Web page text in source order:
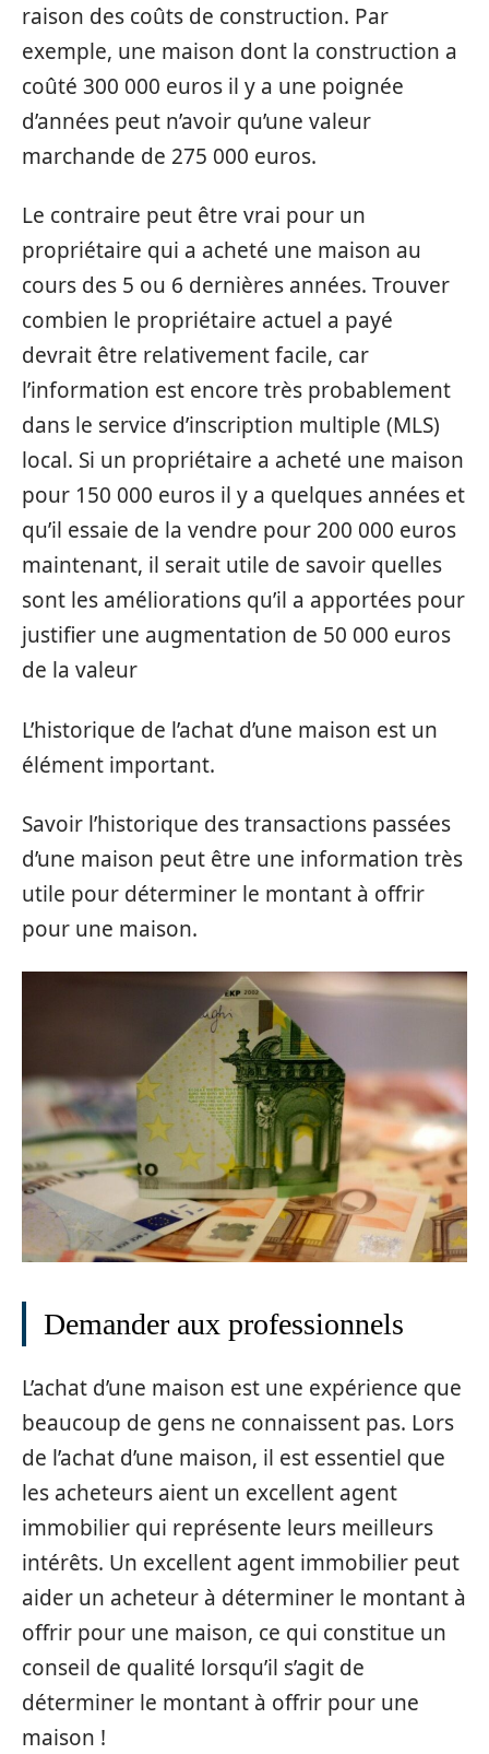
raison des coûts de construction. Par
exemple, une maison dont la construction a
coûté 300 000 euros il y a une poignée
d’années peut n’avoir qu’une valeur
marchande de 275 000 euros.
Le contraire peut être vrai pour un
propriétaire qui a acheté une maison au
cours des 5 ou 6 dernières années. Trouver
combien le propriétaire actuel a payé
devrait être relativement facile, car
l’information est encore très probablement
dans le service d’inscription multiple (MLS)
local. Si un propriétaire a acheté une maison
pour 150 000 euros il y a quelques années et
qu’il essaie de la vendre pour 200 000 euros
maintenant, il serait utile de savoir quelles
sont les améliorations qu’il a apportées pour
justifier une augmentation de 50 000 euros
de la valeur
L’historique de l’achat d’une maison est un
élément important.
Savoir l’historique des transactions passées
d’une maison peut être une information très
utile pour déterminer le montant à offrir
pour une maison.
Demander aux professionnels
L’achat d’une maison est une expérience que
beaucoup de gens ne connaissent pas. Lors
de l’achat d’une maison, il est essentiel que
les acheteurs aient un excellent agent
immobilier qui représente leurs meilleurs
intérêts. Un excellent agent immobilier peut
aider un acheteur à déterminer le montant à
offrir pour une maison, ce qui constitue un
conseil de qualité lorsqu’il s’agit de
déterminer le montant à offrir pour une
maison !